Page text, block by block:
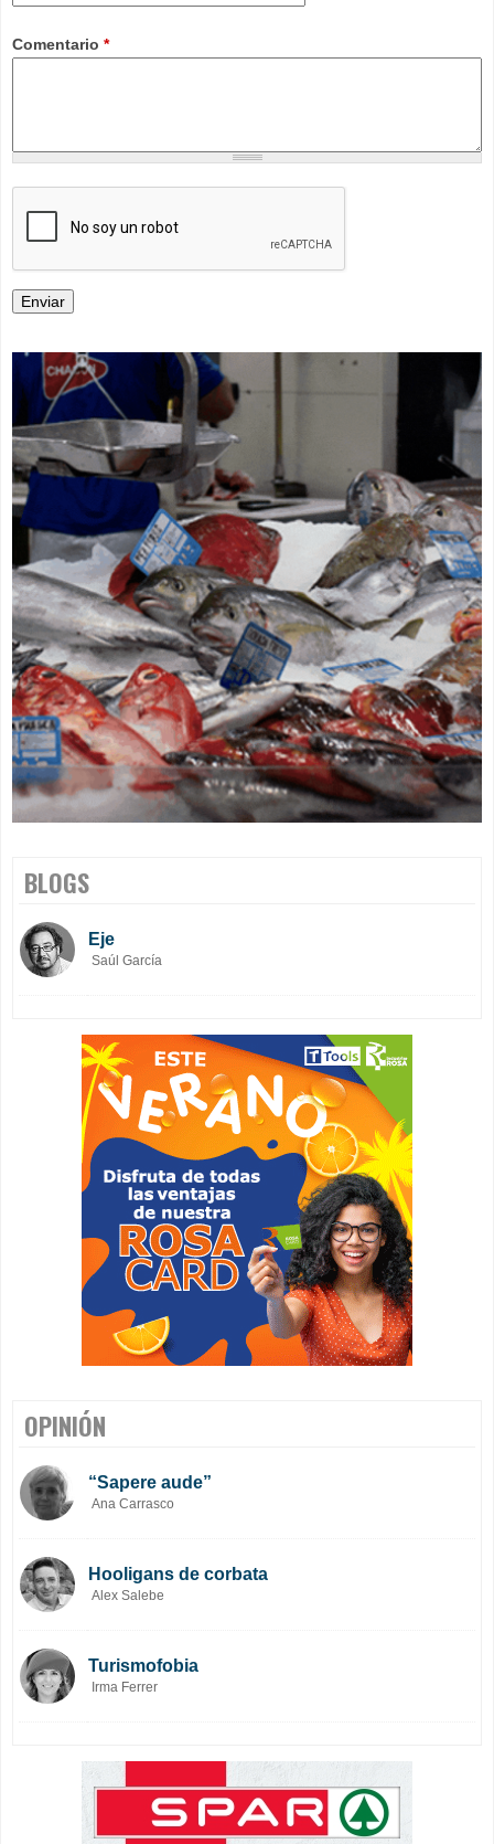
Comentario *
BLOGS
Eje
Saúl García
OPINIÓN
“Sapere aude”
Ana Carrasco
Hooligans de corbata
Alex Salebe
Turismofobia
Irma Ferrer